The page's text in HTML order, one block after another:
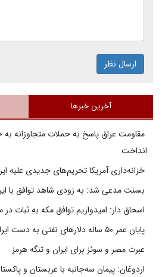
ارسال نظر
آخرین خبرها
مقاومت عراق پاسخ به حملات متجاوزانه
انداخت
خزانه‌داری آمریکا تحریم‌های جدیدی علیه
بسنت مدعی شد: به زودی شاهد توافق با
اسحاق دار: امیدواریم توافق مکه به ثبات
پایان عمر ۵۰ ساله دلارهای نفتی به دست ایران
عبرت مصر و سوئز برای ایران و تنگه هرمز
اردوغان: پیمان سه‌جانبه با عربستان و